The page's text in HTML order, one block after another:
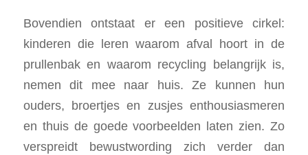
Bovendien ontstaat er een positieve cirkel:
kinderen die leren waarom afval hoort in de
prullenbak en waarom recycling belangrijk is,
nemen dit mee naar huis. Ze kunnen hun
ouders, broertjes en zusjes enthousiasmeren
en thuis de goede voorbeelden laten zien. Zo
verspreidt bewustwording zich verder dan